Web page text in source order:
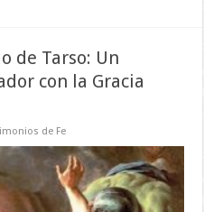
de Tarso: Un
con la Gracia
de Fe